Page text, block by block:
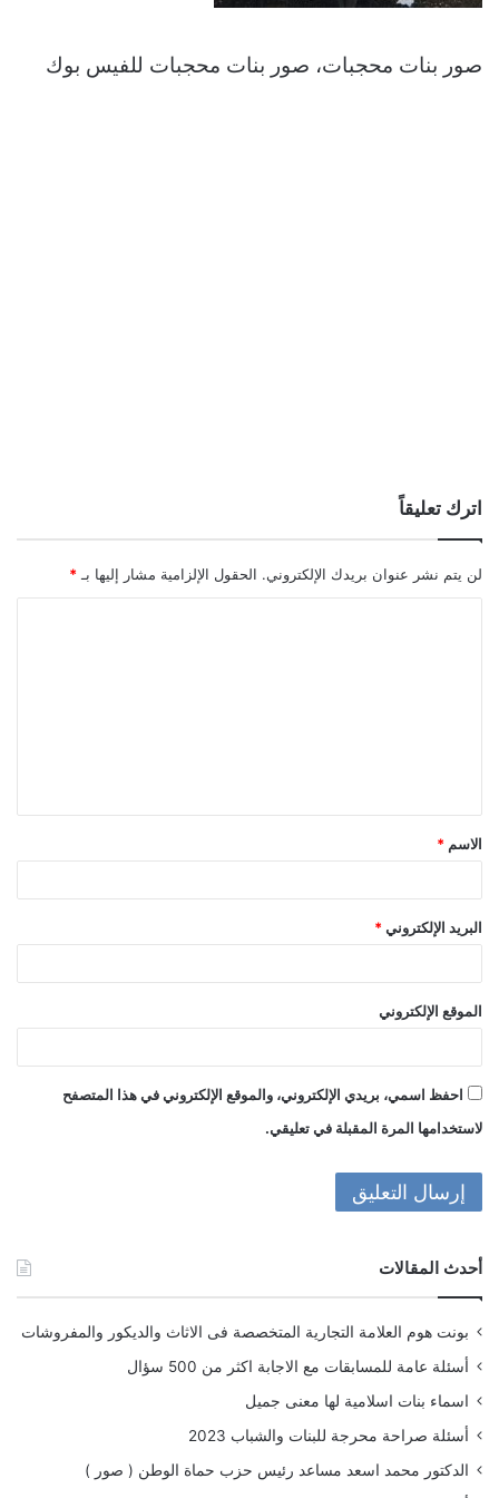
صور بنات محجبات، صور بنات محجبات للفيس بوك
اترك تعليقاً
لن يتم نشر عنوان بريدك الإلكتروني. الحقول الإلزامية مشار إليها بـ *
ق
*
الاسم *
البريد الإلكتروني *
الموقع الإلكتروني
احفظ اسمي، بريدي الإلكتروني، والموقع الإلكتروني في هذا المتصفح
لاستخدامها المرة المقبلة في تعليقي.
أحدث المقالات
بونت هوم العلامة التجارية المتخصصة فى الاثاث والديكور والمفروشات
أسئلة عامة للمسابقات مع الاجابة اكثر من 500 سؤال
اسماء بنات اسلامية لها معنى جميل
أسئلة صراحة محرجة للبنات والشباب 2023
الدكتور محمد اسعد مساعد رئيس حزب حماة الوطن ( صور )